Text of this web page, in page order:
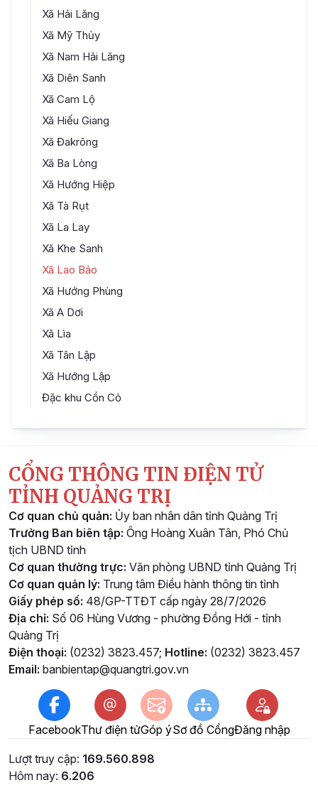
Xã Hải Lăng
Xã Mỹ Thủy
Xã Nam Hải Lăng
Xã Diên Sanh
Xã Cam Lộ
Xã Hiếu Giang
Xã Đakrông
Xã Ba Lòng
Xã Hướng Hiệp
Xã Tà Rụt
Xã La Lay
Xã Khe Sanh
Xã Lao Bảo
Xã Hướng Phùng
Xã A Dơi
Xã Lìa
Xã Tân Lập
Xã Hướng Lập
Đặc khu Cồn Cỏ
CỔNG THÔNG TIN ĐIỆN TỬ
TỈNH QUẢNG TRỊ
Cơ quan chủ quản: Ủy ban nhân dân tỉnh Quảng Trị
Trưởng Ban biên tập: Ông Hoàng Xuân Tân, Phó Chủ
tịch UBND tỉnh
Cơ quan thường trực: Văn phòng UBND tỉnh Quảng Trị
Cơ quan quản lý: Trung tâm Điều hành thông tin tỉnh
Giấy phép số: 48/GP-TTĐT cấp ngày 28/7/2026
Địa chỉ: Số 06 Hùng Vương - phường Đồng Hới - tỉnh
Quảng Trị
Điện thoại: (0232) 3823.457; Hotline: (0232) 3823.457
Email: banbientap@quangtri.gov.vn
FacebookThư điện tửGóp ýSơ đồ CổngĐăng nhập
Lượt truy cập: 169.560.898
Hôm nay: 6.206